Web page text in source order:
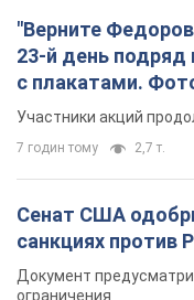
"Верните
23-й день
с плакатами.
Участники акций
7 годин тому 2,7 т.
Сенат США
санкциях против
Документ
ограничения